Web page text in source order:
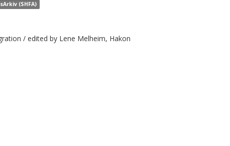
(SHFA)
/ edited by Lene Melheim, Hakon